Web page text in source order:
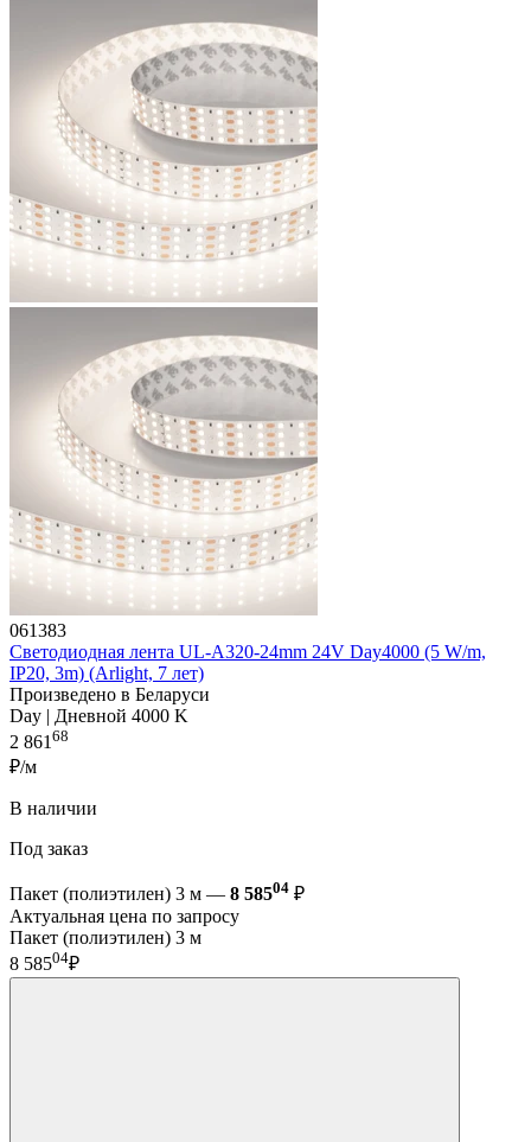
061383
Светодиодная лента UL-A320-24mm 24V Day4000 (5 W/m,
IP20, 3m) (Arlight, 7 лет)
Произведено в Беларуси
Day | Дневной 4000 K
2 861 68
₽/м
В наличии
Под заказ
Пакет (полиэтилен) 3 м — 8 58504 ₽
Актуальная цена по запросу
Пакет (полиэтилен) 3 м
8 58504₽